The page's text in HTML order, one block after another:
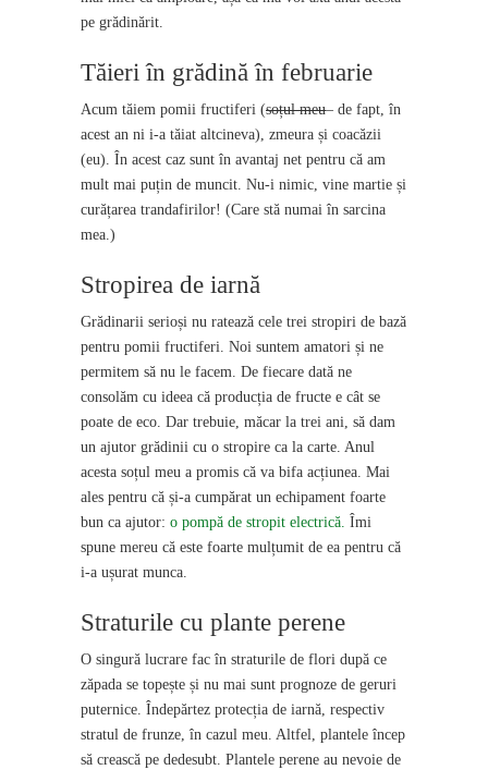
pe grădinărit.
Tăieri în grădină în februarie
Acum tăiem pomii fructiferi (soțul meu– de fapt, în
acest an ni i-a tăiat altcineva), zmeura și coacăzii
(eu). În acest caz sunt în avantaj net pentru că am
mult mai puțin de muncit. Nu-i nimic, vine martie și
curățarea trandafirilor! (Care stă numai în sarcina
mea.)
Stropirea de iarnă
Grădinarii serioși nu ratează cele trei stropiri de bază
pentru pomii fructiferi. Noi suntem amatori și ne
permitem să nu le facem. De fiecare dată ne
consolăm cu ideea că producția de fructe e cât se
poate de eco. Dar trebuie, măcar la trei ani, să dam
un ajutor grădinii cu o stropire ca la carte. Anul
acesta soțul meu a promis că va bifa acțiunea. Mai
ales pentru că și-a cumpărat un echipament foarte
bun ca ajutor: o pompă de stropit electrică. Îmi
spune mereu că este foarte mulțumit de ea pentru că
i-a ușurat munca.
Straturile cu plante perene
O singură lucrare fac în straturile de flori după ce
zăpada se topește și nu mai sunt prognoze de geruri
puternice. Îndepărtez protecția de iarnă, respectiv
stratul de frunze, în cazul meu. Altfel, plantele încep
să crească pe dedesubt. Plantele perene au nevoie de